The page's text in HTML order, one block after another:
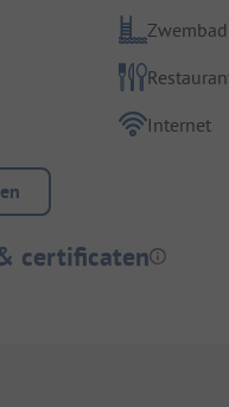
Zwembad
Internet
certificaten